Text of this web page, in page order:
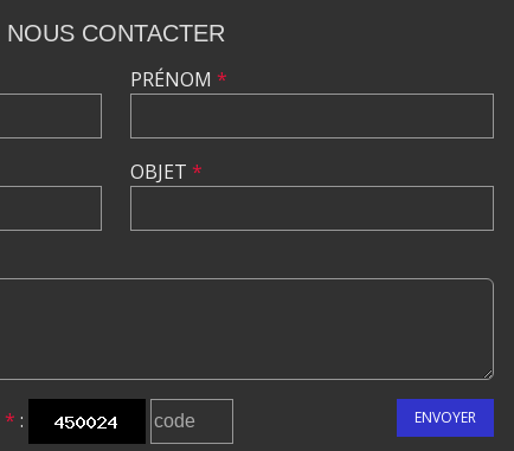
NOUS CONTACTER
PRÉNOM *
OBJET *
* : ENVOYER